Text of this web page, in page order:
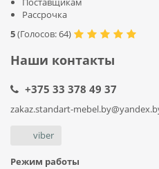
Рассрочка
5(Голосов:64)
Наши контакты
+375 33 378 49 37
zakaz.standart-
viber
Режим работы